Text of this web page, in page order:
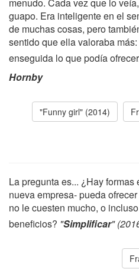
guapo. Era inteligente en el
de muchas cosas, pero
sentido que ella valoraba
enseguida lo que podía
Hornby
"Funny girl" (2014)
La pregunta es... ¿Hay
nueva empresa- pueda
no le cuesten mucho, o
beneficios? "Simplificar"